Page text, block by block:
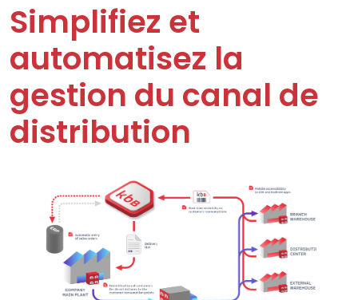
Simplifiez et
automatisez la
gestion du canal de
distribution